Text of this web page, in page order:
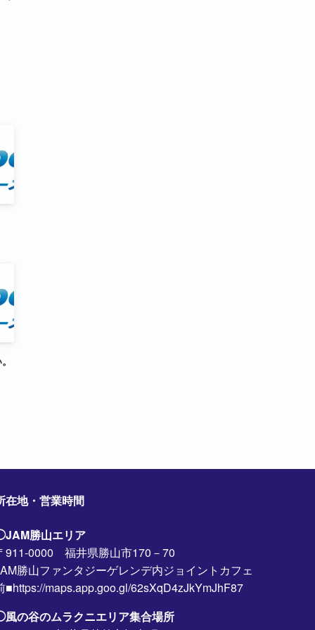
在地・営業時間
勝山エリア
911-0000 福井県勝山市170－70
勝山ファンタジーゲレンデ内ジョイントカフェ
■https://maps.app.goo.gl/62sXqD4zJkYmJhF87
の谷のムラクニエリア集合場所